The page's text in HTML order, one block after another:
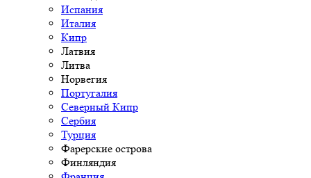
Испания
Италия
Кипр
Латвия
Литва
Норвегия
Португалия
Северный Кипр
Сербия
Турция
Фарерские острова
Финляндия